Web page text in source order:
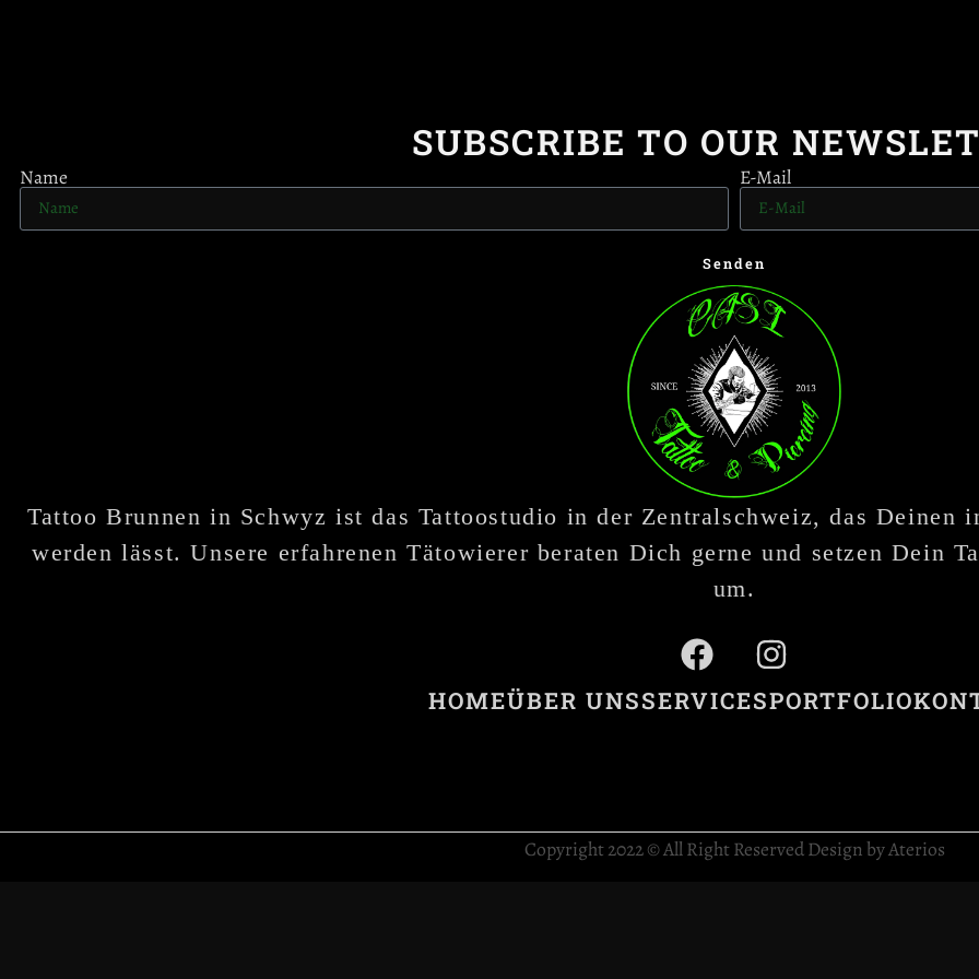
SUBSCRIBE TO OUR
Name E-Mail
Senden
Tattoo Brunnen in Schwyz ist das Tattoostudio in der Zentralschweiz, das
werden lässt. Unsere erfahrenen Tätowierer beraten Dich gerne und setzen Dein
um.
HOMEÜBER UNSSERVICESPORTFOLIO
Copyright 2022 © All Right Reserved Design by Aterios